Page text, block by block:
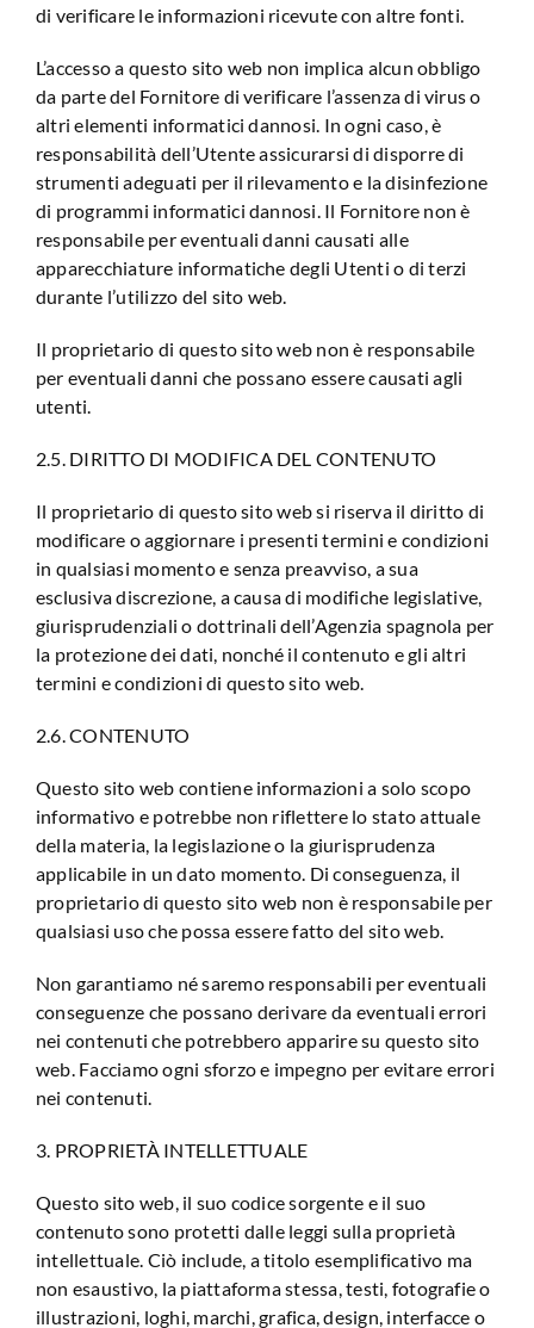
di verificare le informazioni ricevute con altre fonti.
L’accesso a questo sito web non implica alcun obbligo
da parte del Fornitore di verificare l’assenza di virus o
altri elementi informatici dannosi. In ogni caso, è
responsabilità dell’Utente assicurarsi di disporre di
strumenti adeguati per il rilevamento e la disinfezione
di programmi informatici dannosi. Il Fornitore non è
responsabile per eventuali danni causati alle
apparecchiature informatiche degli Utenti o di terzi
durante l’utilizzo del sito web.
Il proprietario di questo sito web non è responsabile
per eventuali danni che possano essere causati agli
utenti.
2.5. DIRITTO DI MODIFICA DEL CONTENUTO
Il proprietario di questo sito web si riserva il diritto di
modificare o aggiornare i presenti termini e condizioni
in qualsiasi momento e senza preavviso, a sua
esclusiva discrezione, a causa di modifiche legislative,
giurisprudenziali o dottrinali dell’Agenzia spagnola per
la protezione dei dati, nonché il contenuto e gli altri
termini e condizioni di questo sito web.
2.6. CONTENUTO
Questo sito web contiene informazioni a solo scopo
informativo e potrebbe non riflettere lo stato attuale
della materia, la legislazione o la giurisprudenza
applicabile in un dato momento. Di conseguenza, il
proprietario di questo sito web non è responsabile per
qualsiasi uso che possa essere fatto del sito web.
Non garantiamo né saremo responsabili per eventuali
conseguenze che possano derivare da eventuali errori
nei contenuti che potrebbero apparire su questo sito
web. Facciamo ogni sforzo e impegno per evitare errori
nei contenuti.
3. PROPRIETÀ INTELLETTUALE
Questo sito web, il suo codice sorgente e il suo
contenuto sono protetti dalle leggi sulla proprietà
intellettuale. Ciò include, a titolo esemplificativo ma
non esaustivo, la piattaforma stessa, testi, fotografie o
illustrazioni, loghi, marchi, grafica, design, interfacce o